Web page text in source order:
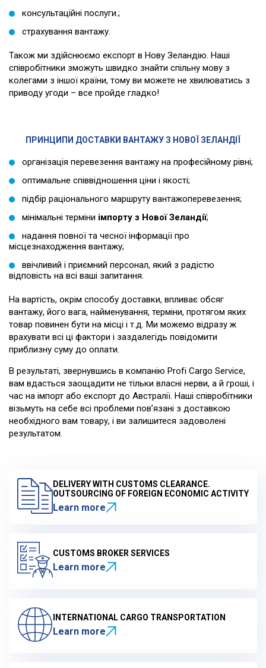
консультаційні послуги.;
страхування вантажу.
Також ми здійснюємо експорт в Нову Зеландію. Наші
співробітники зможуть швидко знайти спільну мову з
колегами з іншої країни, тому ви можете не хвилюватись з
приводу угоди – все пройде гладко!
ПРИНЦИПИ ДОСТАВКИ ВАНТАЖУ З НОВОЇ ЗЕЛАНДІЇ
організація перевезення вантажу на професійному рівні;
оптимальне співвідношення ціни і якості;
підбір раціонального маршруту вантажоперевезення;
мінімальні терміни імпорту з Нової Зеландії;
надання повної та чесної інформації про
місцезнаходження вантажу;
ввічливий і приємний персонал, який з радістю
відповість на всі ваші запитання.
На вартість, окрім способу доставки, впливає обсяг
вантажу, його вага, найменування, терміни, протягом яких
товар повинен бути на місці і т.д. Ми можемо відразу ж
врахувати всі ці фактори і заздалегідь повідомити
приблизну суму до оплати.
В результаті, звернувшись в компанію Profi Cargo Service,
вам вдасться заощадити не тільки власні нерви, а й гроші, і
час на імпорт або експорт до Австралії. Наші співробітники
візьмуть на себе всі проблеми пов’язані з доставкою
необхідного вам товару, і ви залишитеся задоволені
результатом.
DELIVERY WITH CUSTOMS CLEARANCE.
OUTSOURCING OF FOREIGN ECONOMIC ACTIVITY
Learn more
CUSTOMS BROKER SERVICES
Learn more
INTERNATIONAL CARGO TRANSPORTATION
Learn more